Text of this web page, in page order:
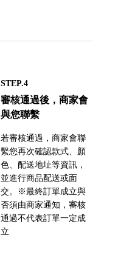
STEP.4
審核通過後，商家會
與您聯繫
若審核通過，商家會聯
繫您再次確認款式、顏
色、配送地址等資訊，
並進行商品配送或面
交。※最終訂單成立與
否須由商家通知，審核
通過不代表訂單一定成
立